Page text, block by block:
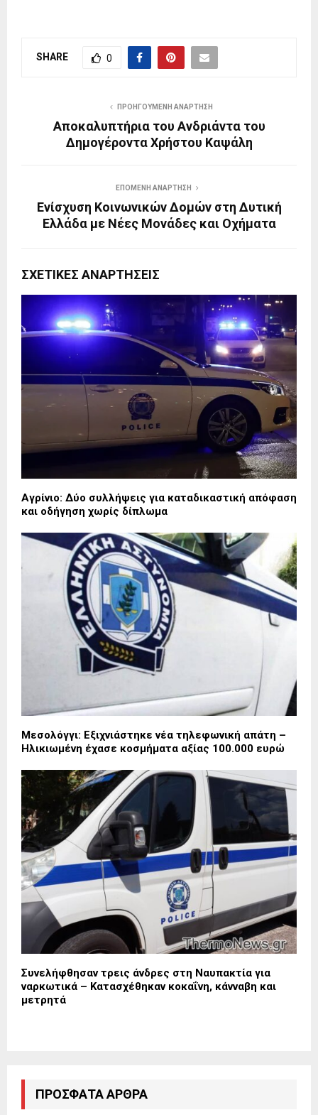
SHARE 0
ΠΡΟΗΓΟΎΜΕΝΗ ΑΝΆΡΤΗΣΗ
Αποκαλυπτήρια του Ανδριάντα του
Δημογέροντα Χρήστου Καψάλη
ΕΠΌΜΕΝΗ ΑΝΆΡΤΗΣΗ
Ενίσχυση Κοινωνικών Δομών στη Δυτική
Ελλάδα με Νέες Μονάδες και Οχήματα
ΣΧΕΤΙΚΈΣ ΑΝΑΡΤΉΣΕΙΣ
Αγρίνιο: Δύο συλλήψεις για καταδικαστική απόφαση
και οδήγηση χωρίς δίπλωμα
Μεσολόγγι: Εξιχνιάστηκε νέα τηλεφωνική απάτη –
Ηλικιωμένη έχασε κοσμήματα αξίας 100.000 ευρώ
Συνελήφθησαν τρεις άνδρες στη Ναυπακτία για
ναρκωτικά – Κατασχέθηκαν κοκαΐνη, κάνναβη και
μετρητά
ΠΡΌΣΦΑΤΑ ΆΡΘΡΑ